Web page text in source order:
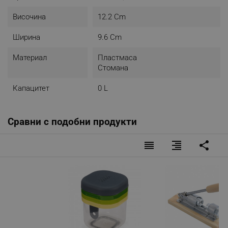
Височина 12.2 Cm
Ширина 9.6 Cm
Материал
Пластмаса
Стомана
Капацитет 0 L
Сравни с подобни продукти
reorder format_align_right share